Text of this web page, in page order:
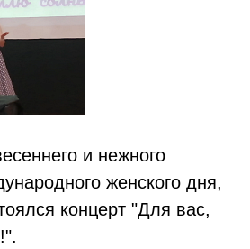
и нежного
женского дня,
концерт "Для вас,